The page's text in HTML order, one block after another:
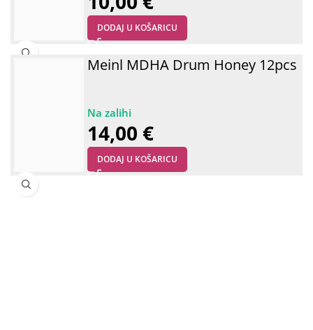
DODAJ U KOŠARICU
Meinl MDHA Drum Honey 12pcs
14,00 €
DODAJ U KOŠARICU